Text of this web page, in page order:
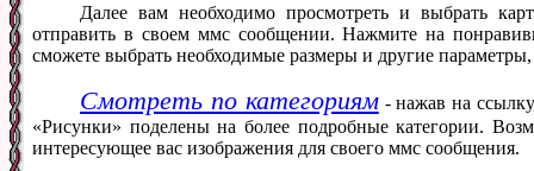
Далее вам необходимо просмотреть и выбрать
отправить в своем ммс сообщении. Нажмите на
сможете выбрать необходимые размеры и другие
Смотреть по категориям- нажав на
«Рисунки» поделены на более подробные категории.
интересующее вас изображения для своего ммс сообщения.